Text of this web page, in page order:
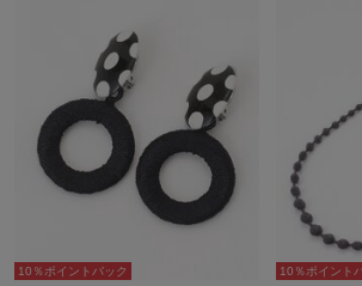
10％ポイントバック
10％ポイント